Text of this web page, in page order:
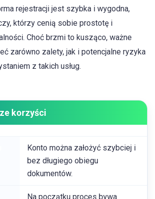
rejestracji jest szybka i wygodna,
którzy cenią sobie prostotę i
Choć brzmi to kusząco, ważne
zarówno zalety, jak i potencjalne ryzyka
z takich usług.
korzyści
Konto można założyć szybciej i
bez długiego obiegu
dokumentów.
Na początku proces bywa